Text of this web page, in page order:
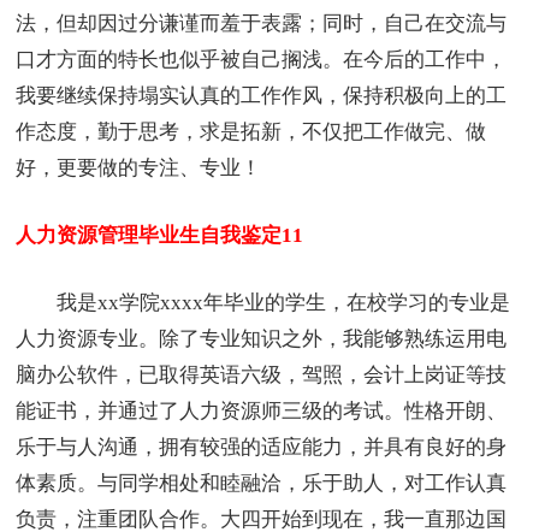
法，但却因过分谦谨而羞于表露；同时，自己在交流与
口才方面的特长也似乎被自己搁浅。在今后的工作中，
我要继续保持塌实认真的工作作风，保持积极向上的工
作态度，勤于思考，求是拓新，不仅把工作做完、做
好，更要做的专注、专业！
人力资源管理毕业生自我鉴定11
我是xx学院xxxx年毕业的学生，在校学习的专业是
人力资源专业。除了专业知识之外，我能够熟练运用电
脑办公软件，已取得英语六级，驾照，会计上岗证等技
能证书，并通过了人力资源师三级的考试。性格开朗、
乐于与人沟通，拥有较强的适应能力，并具有良好的身
体素质。与同学相处和睦融洽，乐于助人，对工作认真
负责，注重团队合作。大四开始到现在，我一直那边国